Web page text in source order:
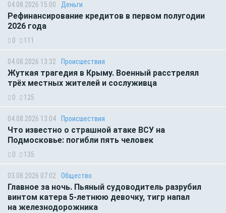
04.08.2026 15:00 Деньги
Рефинансирование кредитов в первом полугодии
2026 года
0 111
04.08.2026 13:32 Происшествия
Жуткая трагедия в Крыму. Военный расстрелял
трёх местных жителей и сослуживца
0 125
04.08.2026 13:04 Происшествия
Что известно о страшной атаке ВСУ на
Подмосковье: погибли пять человек
0 135
03.08.2026 07:02 Общество
Главное за ночь. Пьяный судоводитель разрубил
винтом катера 5-летнюю девочку, тигр напал
на железнодорожника